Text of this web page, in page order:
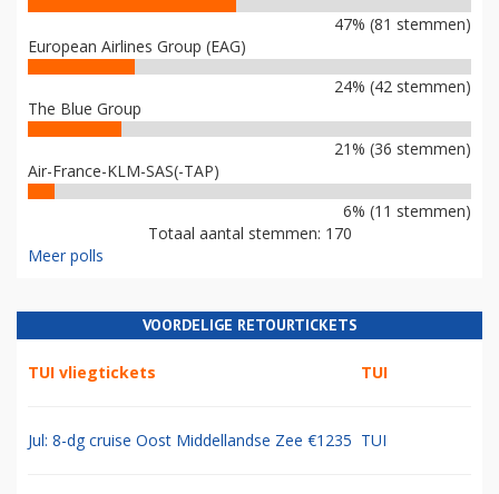
47% (81 stemmen)
European Airlines Group (EAG)
24% (42 stemmen)
The Blue Group
21% (36 stemmen)
Air-France-KLM-SAS(-TAP)
6% (11 stemmen)
Totaal aantal stemmen: 170
Meer polls
VOORDELIGE RETOURTICKETS
TUI vliegtickets TUI
Jul: 8-dg cruise Oost Middellandse Zee €1235 TUI